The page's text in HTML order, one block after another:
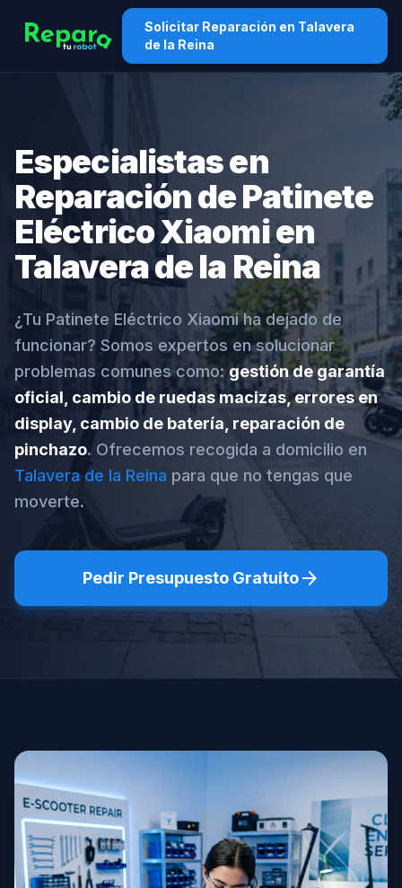
Solicitar Reparación en Talavera
de la Reina
Especialistas en
Reparación de Patinete
Eléctrico Xiaomi en
Talavera de la Reina
¿Tu Patinete Eléctrico Xiaomi ha dejado de
funcionar? Somos expertos en solucionar
problemas comunes como:gestión de garantía
oficial, cambio de ruedas macizas, errores en
display, cambio de batería, reparación de
pinchazo. Ofrecemos recogida a domicilio en
Talavera de la Reina para que no tengas que
moverte.
Pedir Presupuesto Gratuitoarrow_forward